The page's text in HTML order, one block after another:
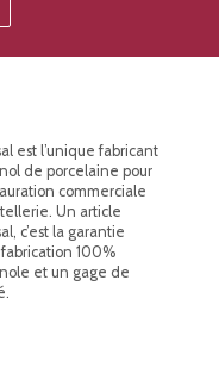
est l’unique fabricant
de porcelaine pour
commerciale
Un article
c’est la garantie
fabrication 100%
et un gage de